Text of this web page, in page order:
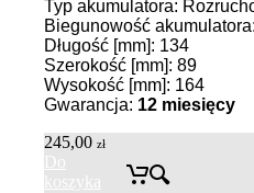
Typ akumulatora:
Biegunowość
Długość [mm]: 134
Szerokość [mm]: 89
Wysokość [mm]: 164
Gwarancja: 12 miesięcy
245,00 zł
Do
koszyka